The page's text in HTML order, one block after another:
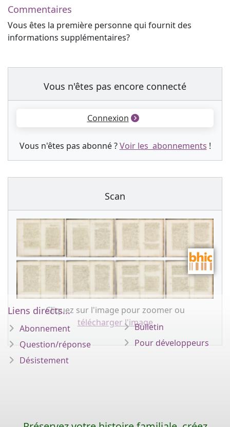
Commentaires
Vous êtes la première personne qui fournit des
informations supplémentaires?
Vous n'êtes pas encore connecté
Connexion
Vous n'êtes pas abonné ?Voir les abonnements !
Scan
Cliquez sur l'image pour zoomer ou
télécharger l'image
Liens directs...
Abonnement
Question/réponse
Désistement
Bulletin
Pour développeurs